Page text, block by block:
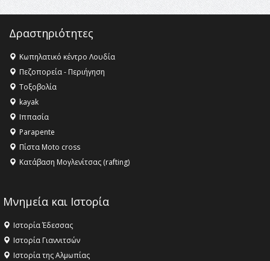
16:35 -Το πρόγραμμα του ΠΑΟΚ στον δεύτερο γύρο του
16:27 - Όλυμπος: Εντάχθηκε στον Κατάλογο Παγκόσμιας
Κληρονομιάς της UNESCO – Ομόφωνη η απόφαση Ο
Όλυμπος αναγνωρίστηκε ως φυσικό και πολιτιστικό
αγαθό εξέχουσας οικουμενικής αξίας για την
ανθρωπότητα
16:18 -
ΣΤΗΝ ΕΔΕΣΣΑ
Δραστηριότητες
Κωπηλατικό κέντρο Λουδία
Πεζοπορεία - Περιήγηση
Τοξοβολία
kayak
Ιππασία
Parapente
Πίστα Moto cross
Κατάβαση Μογλενίτσας (rafting)
Μνημεία και Ιστορία
Ιστορία Έδεσσας
Ιστορία Γιαννιτσών
Ιστορία της Αλμωπίας